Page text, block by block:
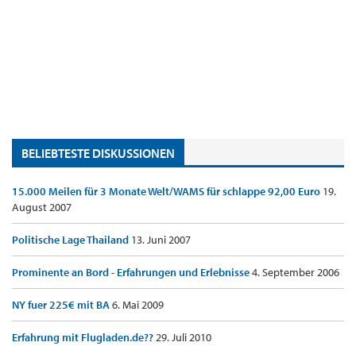
BELIEBTESTE DISKUSSIONEN
15.000 Meilen für 3 Monate Welt/WAMS für schlappe 92,00 Euro 19.
August 2007
Politische Lage Thailand 13. Juni 2007
Prominente an Bord - Erfahrungen und Erlebnisse4. September 2006
NY fuer 225€ mit BA6. Mai 2009
Erfahrung mit Flugladen.de??29. Juli 2010